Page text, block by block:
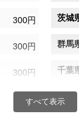
300円 茨城
300円 群馬
300円 千葉
300円 神奈川
すべて表示